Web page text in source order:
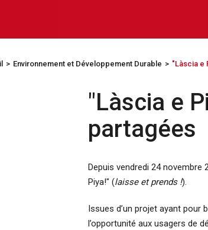
Environnement et Développement Durable "Làscia e
"Làscia e
partagées
Depuis vendredi 24 novembre
Piya!" (laisse et prends !).
Issues d’un projet ayant pour
l’opportunité aux usagers de